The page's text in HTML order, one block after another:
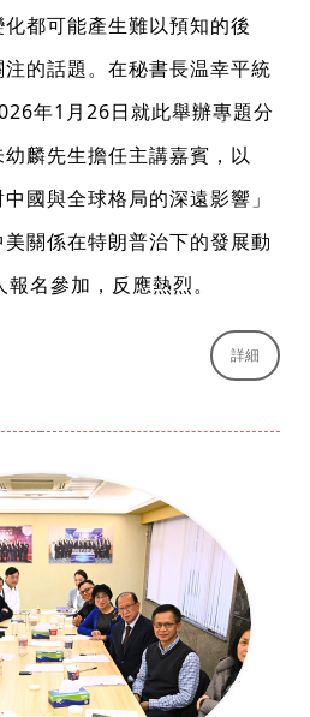
都可能產生難以預知的後
的話題。在秘書長温幸平統
年1月26日就此舉辦專題分
麟先生擔任主講嘉賓，以
國與全球格局的深遠影響」
關係在特朗普治下的發展動
名參加，反應熱烈。
詳細